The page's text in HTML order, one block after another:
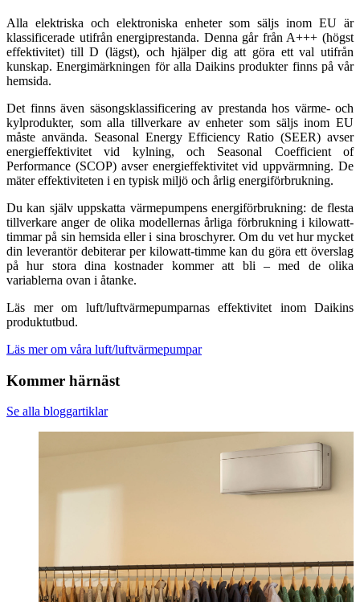
Alla elektriska och elektroniska enheter som säljs inom EU är
klassificerade utifrån energiprestanda. Denna går från A+++ (högst
effektivitet) till D (lägst), och hjälper dig att göra ett val utifrån
kunskap. Energimärkningen för alla Daikins produkter finns på vår
hemsida.
Det finns även säsongsklassificering av prestanda hos värme- och
kylprodukter, som alla tillverkare av enheter som säljs inom EU
måste använda. Seasonal Energy Efficiency Ratio (SEER) avser
energieffektivitet vid kylning, och Seasonal Coefficient of
Performance (SCOP) avser energieffektivitet vid uppvärmning. De
mäter effektiviteten i en typisk miljö och årlig energiförbrukning.
Du kan själv uppskatta värmepumpens energiförbrukning: de flesta
tillverkare anger de olika modellernas årliga förbrukning i kilowatt-
timmar på sin hemsida eller i sina broschyrer. Om du vet hur mycket
din leverantör debiterar per kilowatt-timme kan du göra ett överslag
på hur stora dina kostnader kommer att bli – med de olika
variablerna ovan i åtanke.
Läs mer om luft/luftvärmepumparnas effektivitet inom Daikins
produktutbud.
Läs mer om våra luft/luftvärmepumpar
Kommer härnäst
Se alla bloggartiklar